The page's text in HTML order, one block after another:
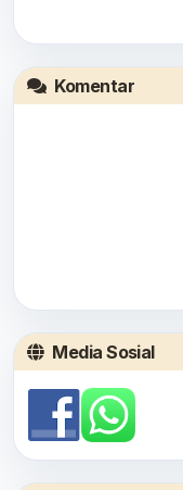
Komentar
Media Sosial